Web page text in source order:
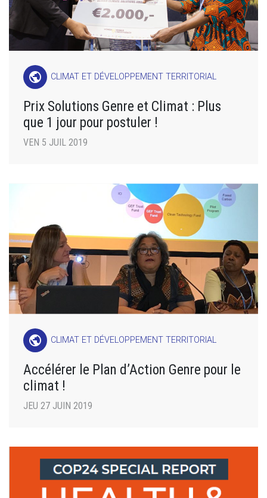
public CLIMAT ET DÉVELOPPEMENT TERRITORIAL
Prix Solutions Genre et Climat : Plus
que 1 jour pour postuler !
VEN 5 JUIL 2019
public CLIMAT ET DÉVELOPPEMENT TERRITORIAL
Accélérer le Plan d’Action Genre pour le
climat !
JEU 27 JUIN 2019